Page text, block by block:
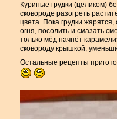
Куриные грудки (целиком)
сковороде разогреть
цвета. Пока грудки
огня, посолить и смазать
только мёд начнёт
сковороду крышкой,
Остальные рецепты